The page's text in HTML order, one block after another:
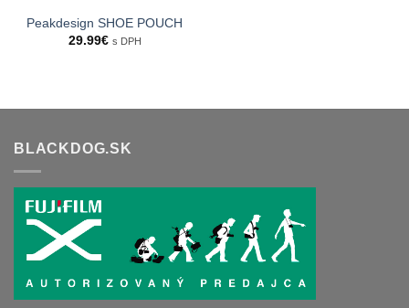
Peakdesign SHOE POUCH
29.99€ s DPH
BLACKDOG.SK